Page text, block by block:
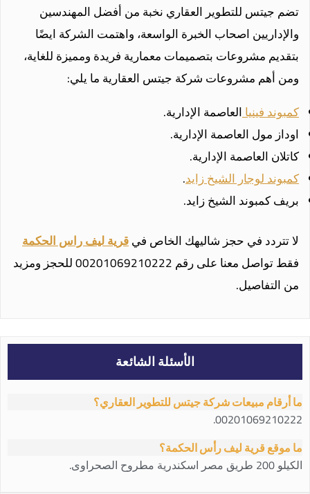
تضم جيتس للتطوير العقاري نخبة من أفضل المهندسين
والإداريين اصحاب الخبرة الواسعة، واهتمت الشركة ايضًا
بتقديم مشروعات بتصميمات معمارية فريدة ومميزة للغاية،
ومن أهم مشروعات شركة جيتس العقارية ما يلي:
كمبوند فينياالعاصمة الإدارية.
اوداز مول العاصمة الإدارية.
كاتلان العاصمة الإدارية.
كمبوند لوجار الشيخ زايد.
بريف كمبوند الشيخ زايد.
لا تتردد في حجز شاليهك الخاص فيقرية ليف راس الحكمة
فقط تواصل معنا على رقم 00201069210222 للحجز ومزيد
من التفاصيل.
الأسئلة الشائعة
ما أرقام مبيعات شركة جيتس للتطوير العقاري؟
00201069210222.
ما موقع قرية ليف رأس الحكمة؟
الكيلو 200 طريق مصر اسكندرية مطروح الصحراوى.